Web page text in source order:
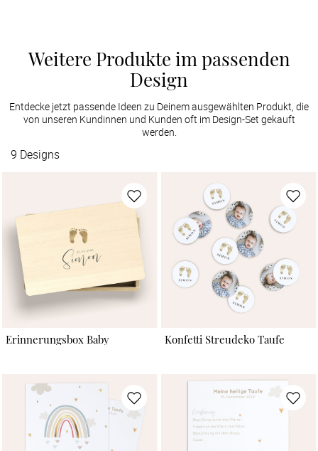
Weitere Produkte im passenden
Design
Entdecke jetzt passende Ideen zu Deinem ausgewählten Produkt, die
von unseren Kundinnen und Kunden oft im Design-Set gekauft
werden.
9 Designs
Erinnerungsbox Baby Konfetti Streudeko Taufe